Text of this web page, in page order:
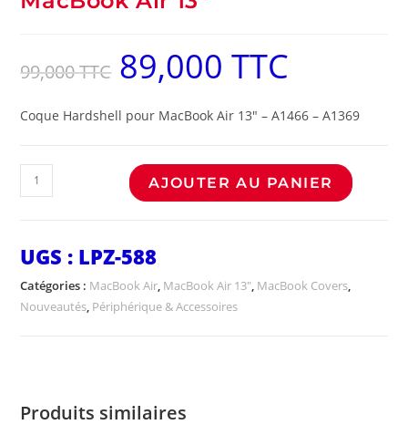
99,000TTC 89,000TTC
Coque Hardshell pour MacBook Air 13″ – A1466 – A1369
AJOUTER AU PANIER
UGS : LPZ-588
Catégories : MacBook Air, MacBook Air 13", MacBook Covers,
Nouveautés, Périphérique & Accessoires
Produits similaires